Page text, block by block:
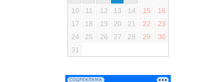
10
11 12 13 14 15
16
17
18 19 20 21 22
23
24
25 26 27 28 29
30
31
СОЦРЕКЛАМА